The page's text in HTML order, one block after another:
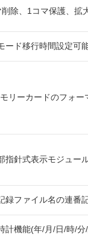
削除、1コマ保護、拡
ード移行時間設定可
リーカードのフォー
指針式表示モジュー
録ファイル名の連番
計機能(年/月/日/時/分